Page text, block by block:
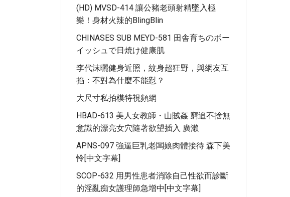
(HD) MVSD-414 讓公豬老頭射精墜入極
樂！身材火辣的BlingBlin
CHINASES SUB MEYD-581 田舎育ちのボー
イッシュで日焼け健康肌
李代沫曬健身近照，紋身超狂野，與網友互
掐：不對為什麼不能懟？
大尺寸私拍模特視頻網
HBAD-613 美人女教師・山賊姦 窮追不捨無
意識的漂亮女穴隨著欲望插入 廣瀨
APNS-097 強逼巨乳老闆娘肉體接待 森下美
怜[中文字幕]
SCOP-632 用男性患者消除自己性欲而診斷
的淫亂痴女護理師急增中[中文字幕]